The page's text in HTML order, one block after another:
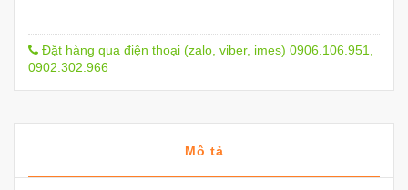
Đặt hàng qua điện thoại (zalo, viber, imes) 0906.106.951,
0902.302.966
Mô tả